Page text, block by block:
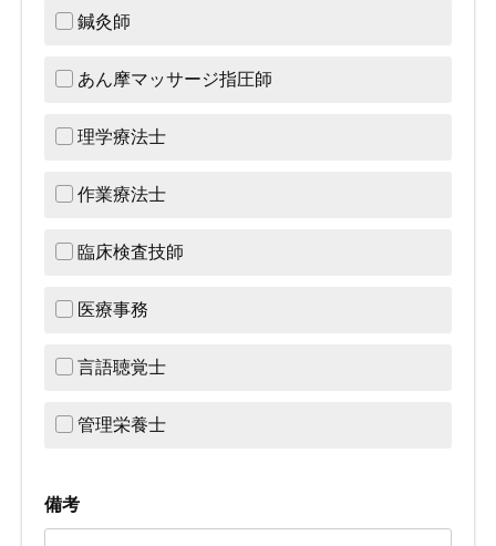
鍼灸師
あん摩マッサージ指圧師
理学療法士
作業療法士
臨床検査技師
医療事務
言語聴覚士
管理栄養士
備考